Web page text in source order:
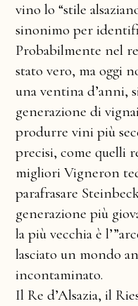
vino lo “stile
sinonimo per
Probabilmente nel
stato vero, ma oggi
una ventina d’anni,
generazione di
produrre vini più
precisi, come quelli
migliori Vigneron
parafrasare
generazione più
la più vecchia è
lasciato un mondo
incontaminato.
Il Re d’Alsazia, il